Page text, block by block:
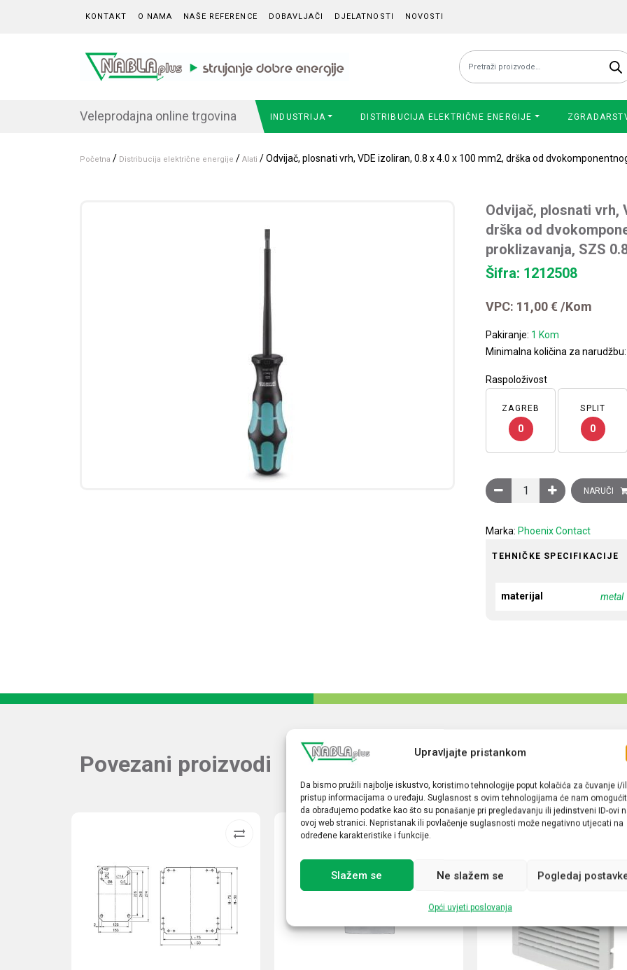
Upravljajte pristankom
Da bismo pružili najbolje iskustvo, koristimo tehnologije poput kolačića za čuvanje i/
pristup informacijama o uređaju. Suglasnost s ovim tehnologijama će nam
da obrađujemo podatke kao što su ponašanje pri pregledavanju ili jedinstveni ID-ovi
ovoj web stranici. Nepristanak ili povlačenje suglasnosti može negativno utjecati na
određene karakteristike i funkcije.
Slažem se Ne slažem se Pogledaj
Opći uvjeti poslovanja
KONTAKT O NAMA NAŠE REFERENCE DOBAVLJAČI DJELATNOSTI NOVOSTI
Pretraži:
Veleprodajna online trgovina INDUSTRIJA DISTRIBUCIJA ELEKTRIČNE ENERGIJE
Početna / Distribucija električne energije / Alati / Odvijač, plosnati vrh, VDE izoliran, 0.8 x 4.0 x 100 mm2, drška od
Odvijač, plosnati vrh,
drška od
proklizavanja, SZS
Šifra: 1212508
VPC: 11,00€ /Kom
Pakiranje: 1 Kom
Minimalna količina za narudžbu:
Raspoloživost
ZAGREB
0
SPLIT
0
Odvijač, plosnati vrh,
NARUČI
Marka: Phoenix Contact
TEHNIČKE SPECIFIKACIJE
materijal metal
Povezani proizvodi